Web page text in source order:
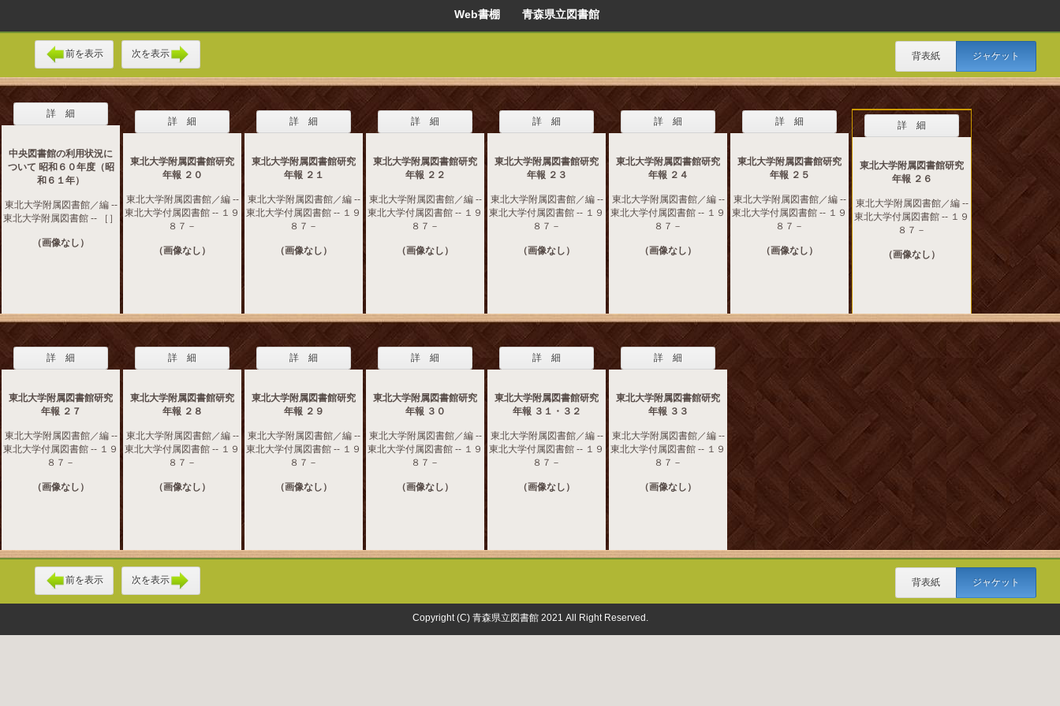
Web書棚 青森県立図書館
前を表示 次を表示 背表紙 ジャケット
詳 細
中央図書館の利用状況に
ついて 昭和６０年度（昭
和６１年）
東北大学附属図書館／編 --
東北大学附属図書館 -- ［］
（画像なし）
詳 細
東北大学附属図書館研究
年報 ２０
東北大学附属図書館／編 --
東北大学付属図書館 -- １９
８７－
（画像なし）
詳 細
東北大学附属図書館研究
年報 ２１
東北大学附属図書館／編 --
東北大学付属図書館 -- １９
８７－
（画像なし）
詳 細
東北大学附属図書館研究
年報 ２２
東北大学附属図書館／編 --
東北大学付属図書館 -- １９
８７－
（画像なし）
詳 細
東北大学附属図書館研究
年報 ２３
東北大学附属図書館／編 --
東北大学付属図書館 -- １９
８７－
（画像なし）
詳 細
東北大学附属図書館研究
年報 ２４
東北大学附属図書館／編 --
東北大学付属図書館 -- １９
８７－
（画像なし）
詳 細
東北大学附属図書館研究
年報 ２５
東北大学附属図書館／編 --
東北大学付属図書館 -- １９
８７－
（画像なし）
詳 細
東北大学附属図書館研究
年報 ２６
東北大学附属図書館／編 --
東北大学付属図書館 -- １９
８７－
（画像なし）
詳 細
東北大学附属図書館研究
年報 ２７
東北大学附属図書館／編 --
東北大学付属図書館 -- １９
８７－
（画像なし）
詳 細
東北大学附属図書館研究
年報 ２８
東北大学附属図書館／編 --
東北大学付属図書館 -- １９
８７－
（画像なし）
詳 細
東北大学附属図書館研究
年報 ２９
東北大学附属図書館／編 --
東北大学付属図書館 -- １９
８７－
（画像なし）
詳 細
東北大学附属図書館研究
年報 ３０
東北大学附属図書館／編 --
東北大学付属図書館 -- １９
８７－
（画像なし）
詳 細
東北大学附属図書館研究
年報 ３１・３２
東北大学附属図書館／編 --
東北大学付属図書館 -- １９
８７－
（画像なし）
詳 細
東北大学附属図書館研究
年報 ３３
東北大学附属図書館／編 --
東北大学付属図書館 -- １９
８７－
（画像なし）
前を表示 次を表示 背表紙 ジャケット
Copyright (C) 青森県立図書館 2021 All Right Reserved.